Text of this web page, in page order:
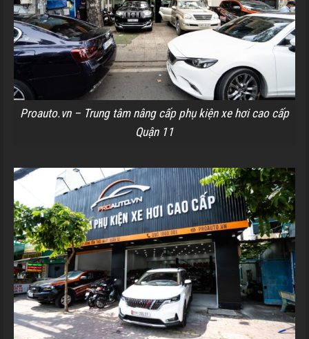
Proauto.vn – Trung tâm nâng cấp phụ kiện xe hơi cao cấp
Quận 11